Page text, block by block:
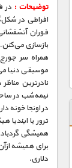
توضیحات :در
افراطی در
فوران
بازسازی می‌کنن.
همراه سر
موسیقی دنیا
نادرترین
در اونجا خونه
ترور با
همیشگی
دلاری.